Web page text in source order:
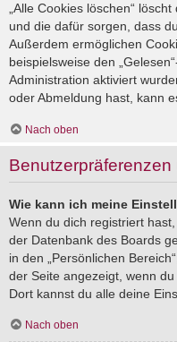
„Alle Cookies löschen“
und die dafür sorgen, dass
Außerdem ermöglichen
beispielsweise den
Administration aktiviert
oder Abmeldung hast, kann
Nach oben
Wie kann ich meine
Wenn du dich registriert
der Datenbank des Boards
in den „Persönlichen
der Seite angezeigt, wenn
Dort kannst du alle deine
Nach oben